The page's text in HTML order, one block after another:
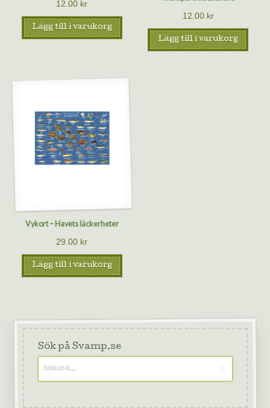
12.00 kr
Lägg till i varukorg
12.00 kr
Lägg till i varukorg
Vykort – Havets läckerheter
29.00 kr
Lägg till i varukorg
Sök på Svamp.se